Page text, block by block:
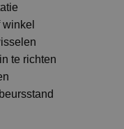
te richten